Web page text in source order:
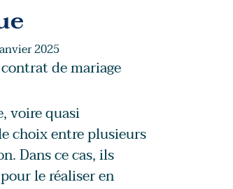
2025
de mariage
voire quasi
choix entre plusieurs
Dans ce cas, ils
le réaliser en